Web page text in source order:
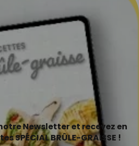
Newsletter et recevez en
SPÉCIAL BRÛLE-GRAISSE !